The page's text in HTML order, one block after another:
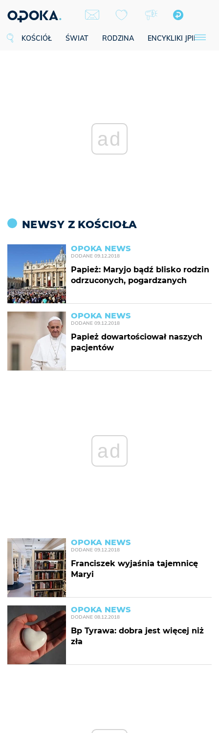
KOŚCIÓŁ ŚWIAT RODZINA ENCYKLIKI JPII
ad
NEWSY Z KOŚCIOŁA
OPOKA NEWS
DODANE 09.12.2018
Papież: Maryjo bądź blisko rodzin
odrzuconych, pogardzanych
OPOKA NEWS
DODANE 09.12.2018
Papież dowartościował naszych
pacjentów
ad
OPOKA NEWS
DODANE 09.12.2018
Franciszek wyjaśnia tajemnicę
Maryi
OPOKA NEWS
DODANE 08.12.2018
Bp Tyrawa: dobra jest więcej niż
zła